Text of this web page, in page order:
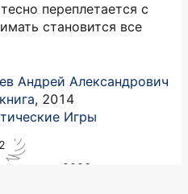
переплетается с
становится все
Андрей Александрович
, 2014
Игры
в августе 2026